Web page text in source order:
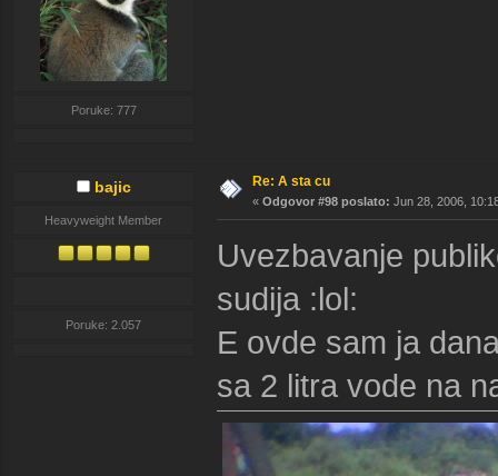
Poruke: 777
bajic
Heavyweight Member
Poruke: 2.057
Re: A sta cu
« Odgovor #98 poslato: Jun 28, 2006,
Uvezbavanje
sudija :lol:
E ovde sam ja
sa 2 litra vode na